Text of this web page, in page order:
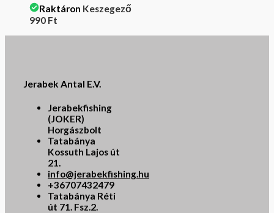
Raktáron Keszegező
990 Ft
Jerabek Antal E.V.
Jerabekfishing
(JOKER)
Horgászbolt
Tatabánya
Kossuth Lajos út
21.
info@jerabekfishing.hu
+36707432479
Tatabánya Réti
út 71. Fsz.2.